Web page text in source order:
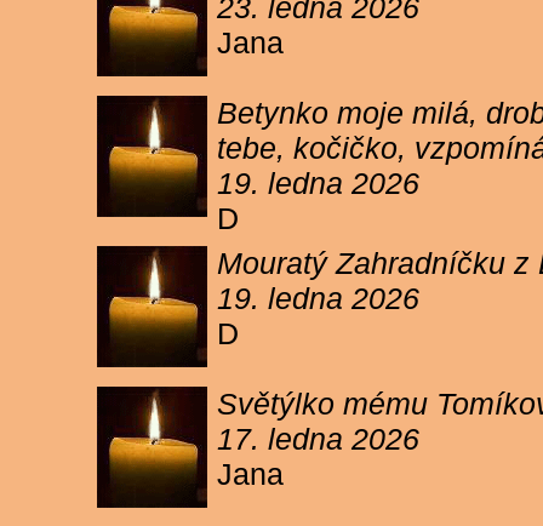
23. ledna 2026
Jana
Betynko moje milá,
tebe, kočičko,
19. ledna 2026
D
Mouratý Zahradníčku
19. ledna 2026
D
Světýlko mému
17. ledna 2026
Jana